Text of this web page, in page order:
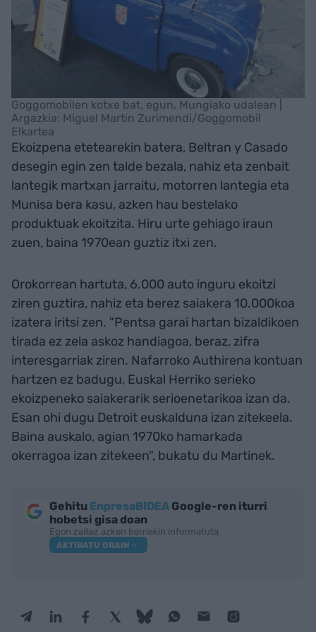
Goggomobilen kotxe bat, egun, Mungiako udalean |
Argazkia: Miguel Martin Zurimendi/Goggomobil
Elkartea
Ekoizpena etetearekin batera, Beltran y Casado
desegin egin zen talde bezala, nahiz eta zenbait
lantegik martxan jarraitu, motorren lantegia eta
Munisa bera kasu, azken hau bestelako
produktuak ekoitzita. Hiru urte gehiago iraun
zuen, baina 1970ean guztiz itxi zen.
Orokorrean hartuta, 6.000 auto inguru ekoitzi
ziren guztira, nahiz eta berez saiakera 10.000koa
izatera iritsi zen. "Pentsa garai hartan bizaldikoen
tirada ez zela askoz handiagoa, beraz, zifra
interesgarriak ziren. Nafarroko Authirena kontuan
hartzen ez badugu, Euskal Herriko serieko
ekoizpeneko saiakerarik serioenetarikoa izan da.
Esan ohi dugu Detroit euskalduna izan zitekeela.
Baina auskalo, agian 1970ko hamarkada
okerragoa izan zitekeen", bukatu du Martinek.
Gehitu EnpresaBIDEA Google-ren iturri
hobetsi gisa doan
Egon zaitez azken berriekin informatuta
AKTIBATU ORAIN